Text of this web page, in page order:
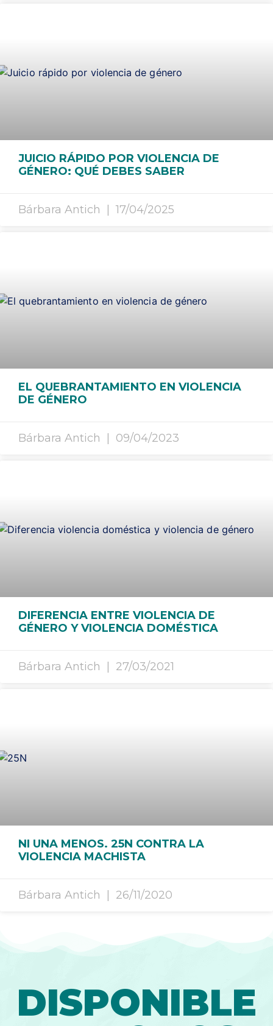
JUICIO RÁPIDO POR VIOLENCIA DE
GÉNERO: QUÉ DEBES SABER
Bárbara Antich 17/04/2025
EL QUEBRANTAMIENTO EN VIOLENCIA
DE GÉNERO
Bárbara Antich 09/04/2023
DIFERENCIA ENTRE VIOLENCIA DE
GÉNERO Y VIOLENCIA DOMÉSTICA
Bárbara Antich 27/03/2021
NI UNA MENOS. 25N CONTRA LA
VIOLENCIA MACHISTA
Bárbara Antich 26/11/2020
DISPONIBLE